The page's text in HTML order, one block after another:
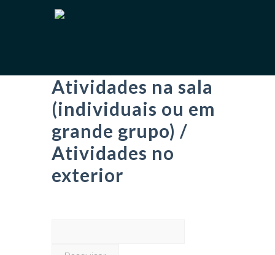
Atividades na sala
(individuais ou em
grande grupo) /
Atividades no
exterior